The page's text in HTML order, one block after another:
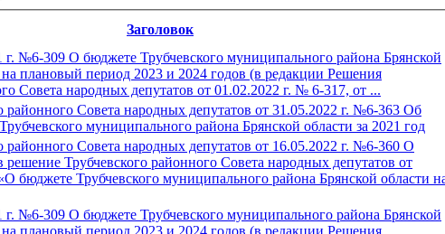
Заголовок
г. №6-309 О бюджете Трубчевского муниципального района Брянской
на плановый период 2023 и 2024 годов (в редакции Решения
Совета народных депутатов от 01.02.2022 г. № 6-317, от ...
районного Совета народных депутатов от 31.05.2022 г. №6-363 Об
муниципального района Брянской области за 2021 год
районного Совета народных депутатов от 16.05.2022 г. №6-360 О
Трубчевского районного Совета народных депутатов от
бюджете Трубчевского муниципального района Брянской области
г. №6-309 О бюджете Трубчевского муниципального района Брянской